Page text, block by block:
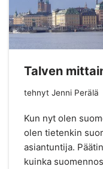
Talven
tehnyt Jenni Perälä
Kun nyt olen
olen tietenkin
asiantuntija.
kuinka